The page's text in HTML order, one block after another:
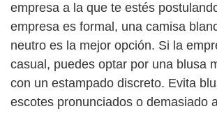
empresa a la que te estés
empresa es formal, una camisa
neutro es la mejor opción. Si la
casual, puedes optar por una blusa
con un estampado discreto. Evita
escotes pronunciados o demasiado